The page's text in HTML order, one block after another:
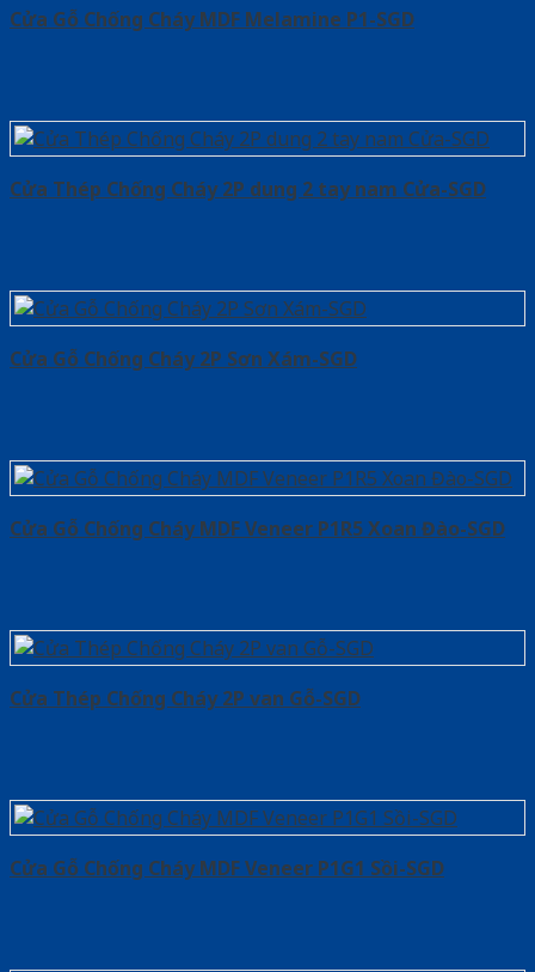
Cửa Gỗ Chống Cháy MDF Melamine P1-SGD
Cửa Thép Chống Cháy 2P dung 2 tay nam Cửa-SGD
Cửa Gỗ Chống Cháy 2P Sơn Xám-SGD
Cửa Gỗ Chống Cháy MDF Veneer P1R5 Xoan Đào-SGD
Cửa Thép Chống Cháy 2P van Gỗ-SGD
Cửa Gỗ Chống Cháy MDF Veneer P1G1 Sồi-SGD